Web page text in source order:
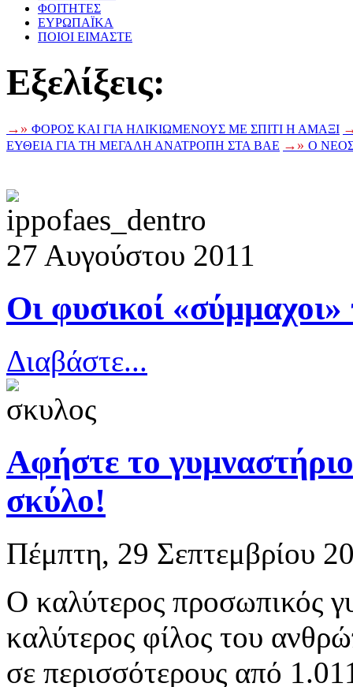
ΦΟΙΤΗΤΕΣ
ΕΥΡΩΠΑΪΚΑ
ΠΟΙΟΙ ΕΙΜΑΣΤΕ
Eξελίξεις:
→» ΦΟΡΟΣ ΚΑΙ ΓΙΑ ΗΛΙΚΙΩΜΕΝΟΥΣ ΜΕ ΣΠΙΤΙ Η ΑΜΑΞΙ
ΕΥΘΕΙΑ ΓΙΑ ΤΗ ΜΕΓΑΛΗ ΑΝΑΤΡΟΠΗ ΣΤΑ ΒΑΕ →» Ο
27 Αυγούστου 2011
Οι φυσικοί «σύμμαχοι»
Διαβάστε...
Αφήστε το
σκύλο!
Πέμπτη, 29 Σεπτεμβρίου
Ο καλύτερος προσωπικός
καλύτερος φίλος του
σε περισσότερους από